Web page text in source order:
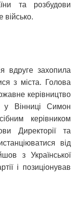
та розбудови
військо.
вдруге захопила
з міста. Голова
керівництво
Вінниці Симон
керівником
Директорії та
від
з Української
і позиціонував